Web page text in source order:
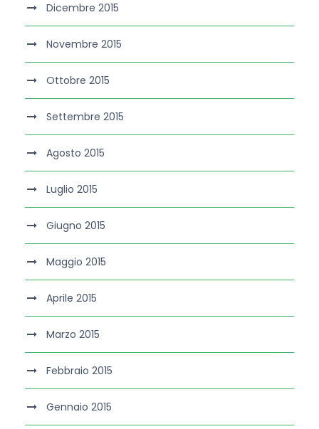
Dicembre 2015
Novembre 2015
Ottobre 2015
Settembre 2015
Agosto 2015
Luglio 2015
Giugno 2015
Maggio 2015
Aprile 2015
Marzo 2015
Febbraio 2015
Gennaio 2015